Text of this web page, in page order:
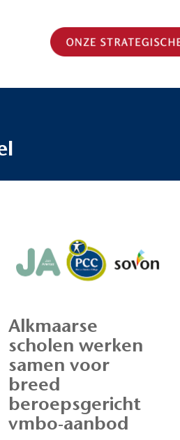
Alkmaarse
scholen werken
samen voor
breed
beroepsgericht
vmbo-aanbod